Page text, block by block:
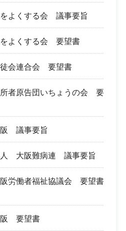
よくする会 議事要旨
をよくする会 要望書
会連合会 要望書
者原告団いちょうの会 要
阪 議事要旨
人 大阪難病連 議事要旨
労働者福祉協議会 要望書
阪 要望書